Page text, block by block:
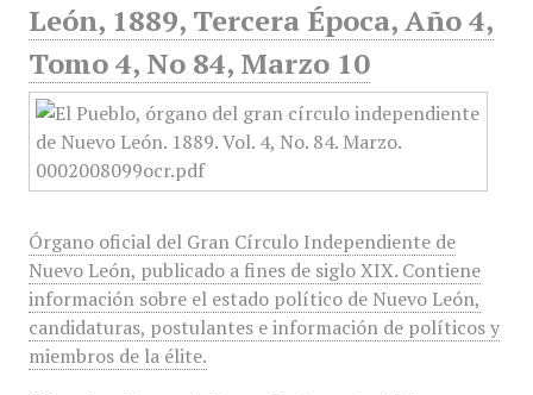
León, 1889, Tercera Época, Año 4,
Tomo 4, No 84, Marzo 10
Órgano oficial del Gran Círculo Independiente de
Nuevo León, publicado a fines de siglo XIX. Contiene
información sobre el estado político de Nuevo León,
candidaturas, postulantes e información de políticos y
miembros de la élite.